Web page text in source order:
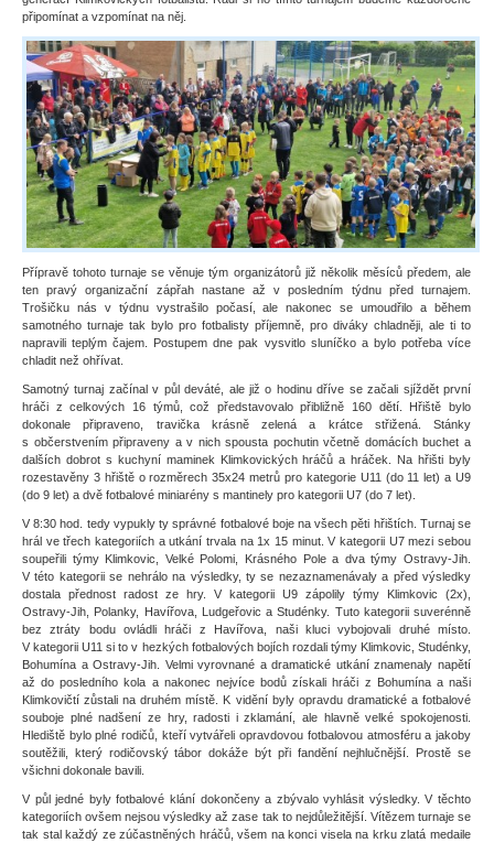
připomínat a vzpomínat na něj.
Přípravě tohoto turnaje se věnuje tým organizátorů již několik měsíců předem, ale
ten pravý organizační zápřah nastane až v posledním týdnu před turnajem.
Trošičku nás v týdnu vystrašilo počasí, ale nakonec se umoudřilo a během
samotného turnaje tak bylo pro fotbalisty příjemně, pro diváky chladněji, ale ti to
napravili teplým čajem. Postupem dne pak vysvitlo sluníčko a bylo potřeba více
chladit než ohřívat.
Samotný turnaj začínal v půl deváté, ale již o hodinu dříve se začali sjíždět první
hráči z celkových 16 týmů, což představovalo přibližně 160 dětí. Hřiště bylo
dokonale připraveno, travička krásně zelená a krátce střižená. Stánky
s občerstvením připraveny a v nich spousta pochutin včetně domácích buchet a
dalších dobrot s kuchyní maminek Klimkovických hráčů a hráček. Na hřišti byly
rozestavěny 3 hřiště o rozměrech 35x24 metrů pro kategorie U11 (do 11 let) a U9
(do 9 let) a dvě fotbalové miniarény s mantinely pro kategorii U7 (do 7 let).
V 8:30 hod. tedy vypukly ty správné fotbalové boje na všech pěti hřištích. Turnaj se
hrál ve třech kategoriích a utkání trvala na 1x 15 minut. V kategorii U7 mezi sebou
soupeřili týmy Klimkovic, Velké Polomi, Krásného Pole a dva týmy Ostravy-Jih.
V této kategorii se nehrálo na výsledky, ty se nezaznamenávaly a před výsledky
dostala přednost radost ze hry. V kategorii U9 zápolily týmy Klimkovic (2x),
Ostravy-Jih, Polanky, Havířova, Ludgeřovic a Studénky. Tuto kategorii suverénně
bez ztráty bodu ovládli hráči z Havířova, naši kluci vybojovali druhé místo.
V kategorii U11 si to v hezkých fotbalových bojích rozdali týmy Klimkovic, Studénky,
Bohumína a Ostravy-Jih. Velmi vyrovnané a dramatické utkání znamenaly napětí
až do posledního kola a nakonec nejvíce bodů získali hráči z Bohumína a naši
Klimkovičtí zůstali na druhém místě. K vidění byly opravdu dramatické a fotbalové
souboje plné nadšení ze hry, radosti i zklamání, ale hlavně velké spokojenosti.
Hlediště bylo plné rodičů, kteří vytvářeli opravdovou fotbalovou atmosféru a jakoby
soutěžili, který rodičovský tábor dokáže být při fandění nejhlučnější. Prostě se
všichni dokonale bavili.
V půl jedné byly fotbalové klání dokončeny a zbývalo vyhlásit výsledky. V těchto
kategoriích ovšem nejsou výsledky až zase tak to nejdůležitější. Vítězem turnaje se
tak stal každý ze zúčastněných hráčů, všem na konci visela na krku zlatá medaile